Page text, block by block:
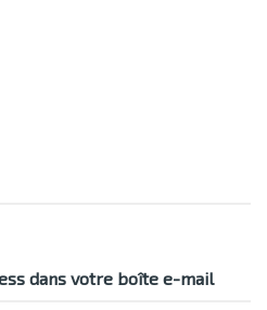
dans votre boîte e-mail